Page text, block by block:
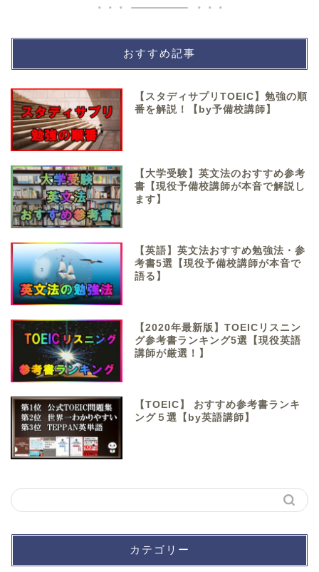
おすすめ記事
【スタディサプリTOEIC】勉強の順
番を解説！【by予備校講師】
【大学受験】英文法のおすすめ参考
書【現役予備校講師が本音で解説し
ます】
【英語】英文法おすすめ勉強法・参
考書5選【現役予備校講師が本音で
語る】
【2020年最新版】TOEICリスニン
グ参考書ランキング5選【現役英語
講師が厳選！】
【TOEIC】 おすすめ参考書ランキ
ング５選【by英語講師】
カテゴリー